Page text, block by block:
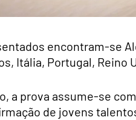
encontram-se
Itália, Portugal, Reino
a prova assume-se
de jovens